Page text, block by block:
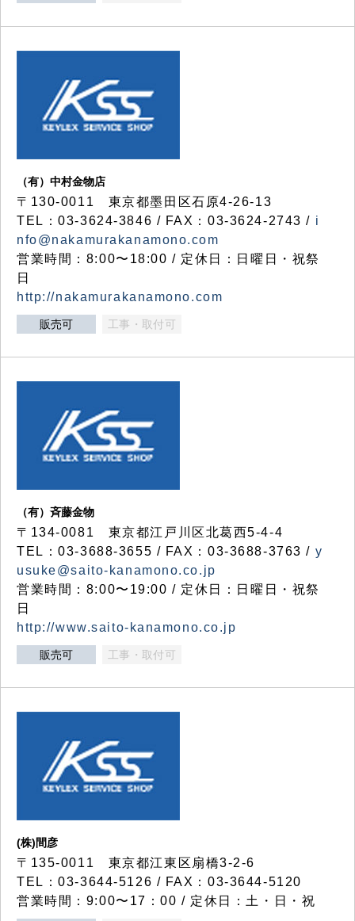
（有）中村金物店
〒130-0011 東京都墨田区石原4-26-13
TEL：03-3624-3846 / FAX：03-3624-2743 / i
nfo@nakamurakanamono.com
営業時間：8:00〜18:00 / 定休日：日曜日・祝祭
日
http://nakamurakanamono.com
販売可 工事・取付可
（有）斉藤金物
〒134-0081 東京都江戸川区北葛西5-4-4
TEL：03-3688-3655 / FAX：03-3688-3763 / y
usuke@saito-kanamono.co.jp
営業時間：8:00〜19:00 / 定休日：日曜日・祝祭
日
http://www.saito-kanamono.co.jp
販売可 工事・取付可
(株)間彦
〒135-0011 東京都江東区扇橋3-2-6
TEL：03-3644-5126 / FAX：03-3644-5120
営業時間：9:00〜17：00 / 定休日：土・日・祝